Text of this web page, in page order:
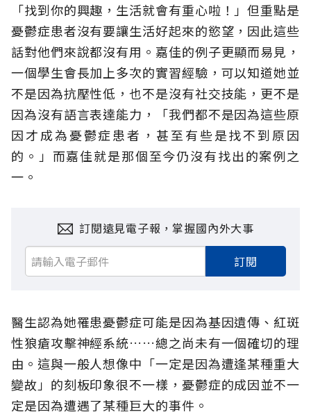
「找到你的興趣，生活就會有重心啦！」但重點是
憂鬱症患者沒有要讓生活好起來的慾望，因此這些
話對他們來說都沒有用。嘉佳的例子更顯而易見，
一個學生會長加上多次的實習經驗，可以知道她並
不是因為抗壓性低，也不是沒有社交技能，更不是
因為沒有語言表達能力，「我們都不是因為這些原
因才成為憂鬱症患者，甚至有些是找不到原因
的。」而嘉佳就是那個至今仍沒有找出的案例之
一。
訂閱遠見電子報，掌握國內外大事
訂閱
醫生認為她罹患憂鬱症可能是因為基因遺傳、紅斑
性狼瘡攻擊神經系統……總之尚未有一個確切的理
由。這與一般人想像中「一定是因為遭逢某種重大
變故」的刻板印象很不一樣，憂鬱症的成因並不一
定是因為遭遇了某種巨大的事件。